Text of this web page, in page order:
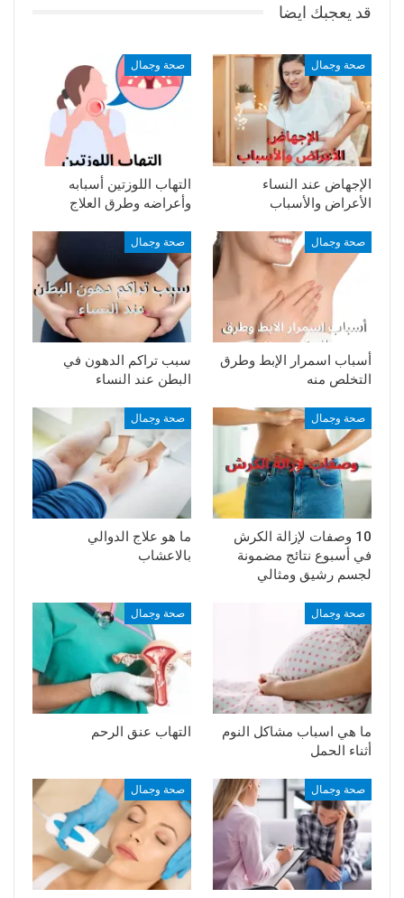
قد يعجبك ايضا
صحة وجمال
الإجهاض عند النساء
الأعراض والأسباب
صحة وجمال
التهاب اللوزتين أسبابه
وأعراضه وطرق العلاج
صحة وجمال
أسباب اسمرار الإبط وطرق
التخلص منه
صحة وجمال
سبب تراكم الدهون في
البطن عند النساء
صحة وجمال
10 وصفات لإزالة الكرش
في أسبوع نتائج مضمونة
لجسم رشيق ومثالي
صحة وجمال
ما هو علاج الدوالي
بالاعشاب
صحة وجمال
ما هي اسباب مشاكل النوم
أثناء الحمل
صحة وجمال
التهاب عنق الرحم
صحة وجمال صحة وجمال